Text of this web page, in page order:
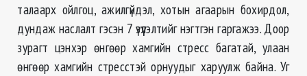
талаарх ойлгоц, ажилгүйдэл, хотын агаарын бохирдол,
дундаж наслалт гэсэн 7 үзүүлэлтийг нэгтгэн гаргажээ. Доор
зурагт цэнхэр өнгөөр хамгийн стресс багатай, улаан
өнгөөр хамгийн стресстэй орнуудыг харуулж байна. Уг